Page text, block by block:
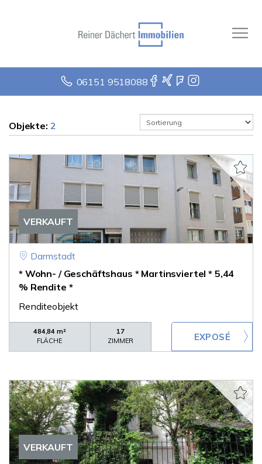
06151 9518088
Objekte: 2
VERKAUFT
Darmstadt
* Wohn- / Geschäftshaus * Martinsviertel * 5,44
% Rendite *
Renditeobjekt
484,84 m²
FLÄCHE
17
ZIMMER
VERKAUFT